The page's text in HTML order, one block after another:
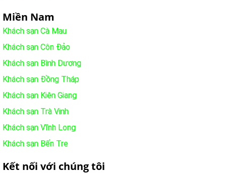
Miền Nam
Khách sạn Cà Mau
Khách sạn Côn Đảo
Khách sạn Bình Dương
Khách sạn Đồng Tháp
Khách sạn Kiên Giang
Khách sạn Trà Vinh
Khách sạn Vĩnh Long
Khách sạn Bến Tre
Kết nối với chúng tôi